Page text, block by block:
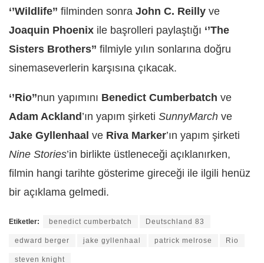
‘’Wildlife’’ filminden sonra John C. Reilly ve
Joaquin Phoenix ile başrolleri paylaştığı ‘’The
Sisters Brothers’’ filmiyle yılın sonlarına doğru
sinemaseverlerin karşısına çıkacak.
‘’Rio’’nun yapımını Benedict Cumberbatch ve
Adam Ackland’ın yapım şirketi SunnyMarch ve
Jake Gyllenhaal ve Riva Marker’ın yapım şirketi
Nine Stories’in birlikte üstleneceği açıklanırken,
filmin hangi tarihte gösterime gireceği ile ilgili henüz
bir açıklama gelmedi.
Etiketler: benedict cumberbatch Deutschland 83
edward berger jake gyllenhaal patrick melrose Rio
steven knight